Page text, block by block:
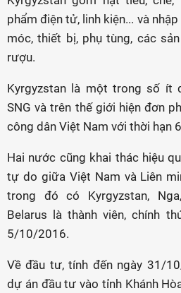
phẩm điện tử, linh kiện... và
móc, thiết bị, phụ tùng, các
rượu.
Kyrgyzstan là một trong số ít
SNG và trên thế giới hiện đơn
công dân Việt Nam với thời hạn
Hai nước cũng khai thác hiệu
tự do giữa Việt Nam và Liên
trong đó có Kyrgyzstan,
Belarus là thành viên, chính
5/10/2016.
Về đầu tư, tính đến ngày 31/
dự án đầu tư vào tỉnh Khánh